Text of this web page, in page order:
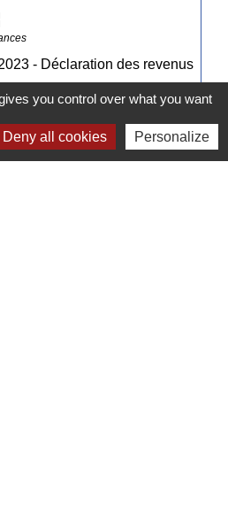
- Déclaration des revenus
: dépliants d'informationopen_in_new
you control over what you want
Deny all cookies Personalize